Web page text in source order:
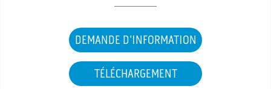
DEMANDE D'INFORMATION
TÉLÉCHARGEMENT